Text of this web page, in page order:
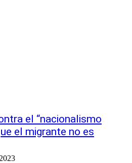
el “nacionalismo
el migrante no es